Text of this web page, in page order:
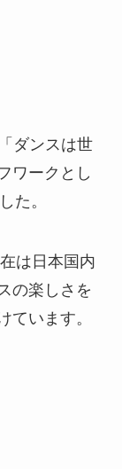
ダンスは世
ワークとし
た。
は日本国内
の楽しさを
ています。